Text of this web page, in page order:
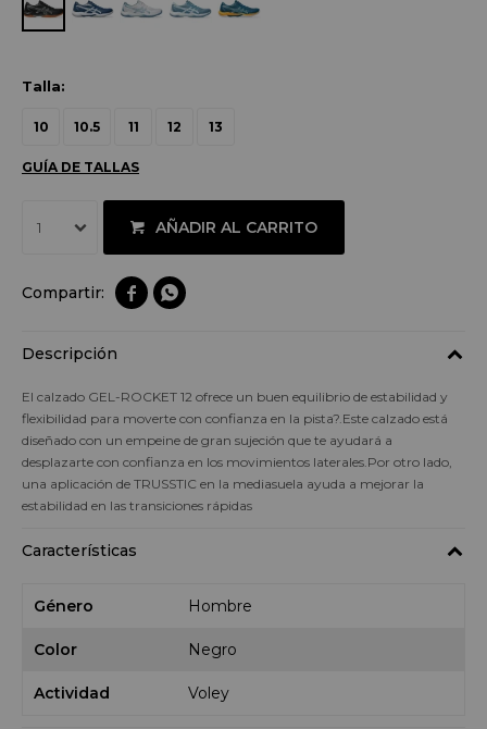
Talla:
10 10.5 11 12 13
GUÍA DE TALLAS
1 AÑADIR AL CARRITO
 
Descripción
El calzado GEL-ROCKET 12 ofrece un buen equilibrio de estabilidad y
flexibilidad para moverte con confianza en la pista?.Este calzado está
diseñado con un empeine de gran sujeción que te ayudará a
desplazarte con confianza en los movimientos laterales.Por otro lado,
una aplicación de TRUSSTIC en la mediasuela ayuda a mejorar la
estabilidad en las transiciones rápidas
Características
Género Hombre
Color Negro
Actividad Voley